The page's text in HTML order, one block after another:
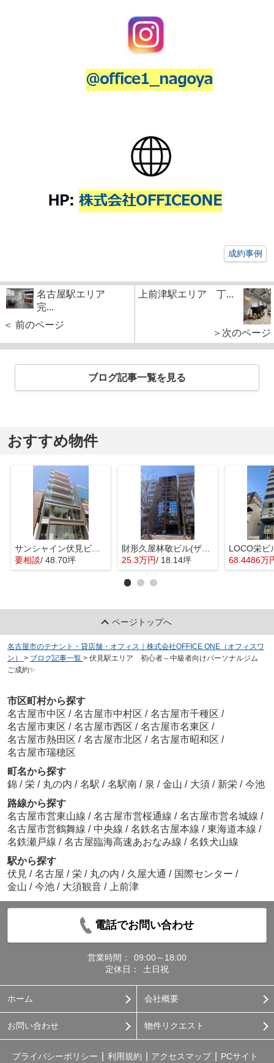
成約事例
名古屋駅エリア
完...
＜ 前のページ
上前津駅エリア 丁...
＞次のページ
ブログ記事一覧を見る
おすすめ物件
サンシャイン伏見ビル【 1階路面店 】
要相談/ 48.70坪
財形久屋林敬ビル(ザイケイ ヒサヤ リンケイ ビル)【 オフィスおすすめ 】
25.3万円/ 18.14坪 68.4486万
ページトップへ
名古屋市のテナント・貸店舗・オフィス｜株式会社OFFICE ONE（オフィスワ
ン）
> ブログ記事一覧 > 伏見駅エリア 初心者～中級者向けパーソナルジム
ご成約✨
市区町村から探す
名古屋市中区 / 名古屋市中村区 / 名古屋市千種区 /
名古屋市東区 / 名古屋市西区 / 名古屋市名東区 /
名古屋市熱田区 / 名古屋市北区 / 名古屋市昭和区 /
名古屋市瑞穂区
町名から探す
錦 / 栄 / 丸の内 / 名駅 / 名駅南 / 泉 / 金山 / 大須 / 新栄 / 今池
路線から探す
名古屋市営東山線 / 名古屋市営桜通線 / 名古屋市営名城線 /
名古屋市営鶴舞線 / 中央線 / 名鉄名古屋本線 / 東海道本線 /
名鉄瀬戸線 / 名古屋臨海高速あおなみ線 / 名鉄犬山線
駅から探す
伏見 / 名古屋 / 栄 / 丸の内 / 久屋大通 / 国際センター /
金山 / 今池 / 大須観音 / 上前津
電話でお問い合わせ
営業時間：
09:00～18:00
定休日：
土日祝
ホーム 会社概要
お問い合わせ 物件リクエスト
プライバシーポリシー 利用規約 アクセスマップ PCサイト